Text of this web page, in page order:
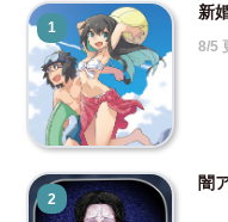
1
新
8/5
2
闇